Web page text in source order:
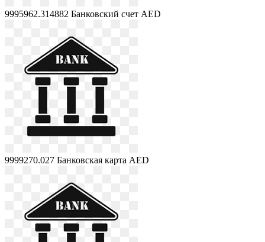
9995962.314882 Банковский счет AED
9999270.027 Банковская карта AED